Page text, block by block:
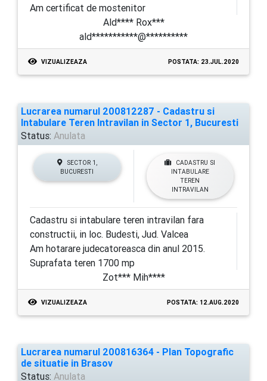
Am certificat de mostenitor
Ald**** Rox***
ald***********@**********
VIZUALIZEAZA POSTATA: 23.JUL.2020
Lucrarea numarul 200812287 - Cadastru si
Intabulare Teren Intravilan in Sector 1, Bucuresti
Status: Anulata
SECTOR 1,
BUCURESTI
CADASTRU SI
INTABULARE
TEREN
INTRAVILAN
Cadastru si intabulare teren intravilan fara
constructii, in loc. Budesti, Jud. Valcea
Am hotarare judecatoreasca din anul 2015.
Suprafata teren 1700 mp
Zot*** Mih****
VIZUALIZEAZA POSTATA: 12.AUG.2020
Lucrarea numarul 200816364 - Plan Topografic
de situatie in Brasov
Status: Anulata